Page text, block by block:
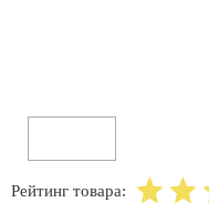
Рейтинг товара: